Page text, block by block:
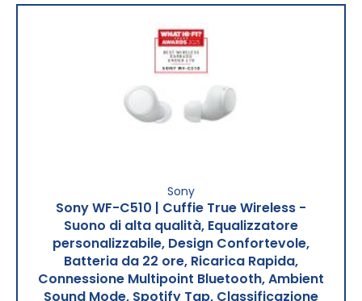
Sony
Sony WF-C510 | Cuffie True Wireless -
Suono di alta qualità, Equalizzatore
personalizzabile, Design Confortevole,
Batteria da 22 ore, Ricarica Rapida,
Connessione Multipoint Bluetooth, Ambient
Sound Mode, Spotify Tap, Classificazione